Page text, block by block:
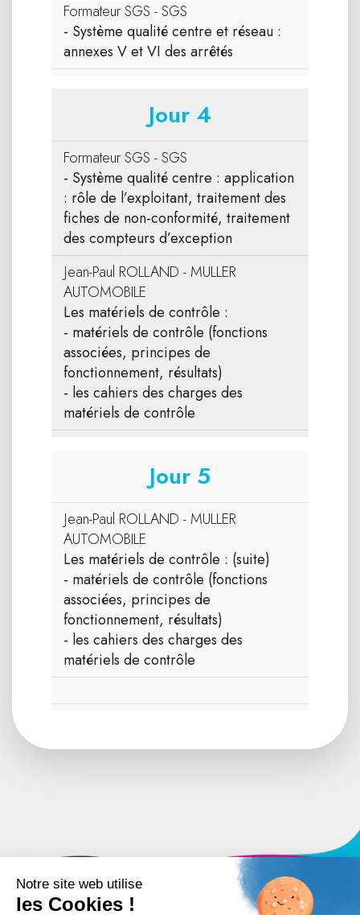
Formateur SGS - SGS
- Système qualité centre et réseau :
annexes V et VI des arrêtés
Jour 4
Formateur SGS - SGS
- Système qualité centre : application
: rôle de l’exploitant, traitement des
fiches de non-conformité, traitement
des compteurs d’exception
Jean-Paul ROLLAND - MULLER
AUTOMOBILE
Les matériels de contrôle :
- matériels de contrôle (fonctions
associées, principes de
fonctionnement, résultats)
- les cahiers des charges des
matériels de contrôle
Jour 5
Jean-Paul ROLLAND - MULLER
AUTOMOBILE
Les matériels de contrôle : (suite)
- matériels de contrôle (fonctions
associées, principes de
fonctionnement, résultats)
- les cahiers des charges des
matériels de contrôle
IMT ALÈS : 04 66 78 20 85/04 66 78 20 79/04 66 78 20
90